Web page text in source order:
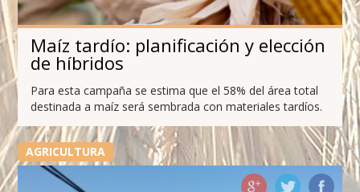
Maíz tardío: planificación y elección
de híbridos
Para esta campaña se estima que el 58% del área total
destinada a maíz será sembrada con materiales tardíos.
AGRICULTURA